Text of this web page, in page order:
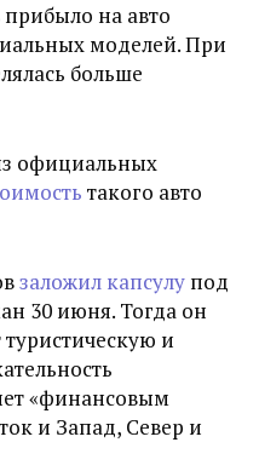
на авто
моделей. При
больше
официальных
такого авто
заложил капсулу под
30 июня. Тогда он
и
«финансовым
и Запад, Север и